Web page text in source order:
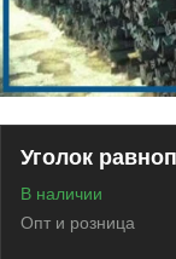
Уголок
В наличии
Опт и розница